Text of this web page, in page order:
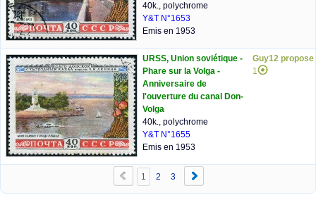
40k., polychrome
Y&T N°1653
Emis en 1953
URSS, Union soviétique -
Phare sur la Volga -
Anniversaire de
l'ouverture du canal Don-
Volga
40k., polychrome
Y&T N°1655
Emis en 1953
Guy12 propose
1
1 2 3